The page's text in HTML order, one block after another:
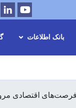
content
بانک اطلاعات
اقتصادی